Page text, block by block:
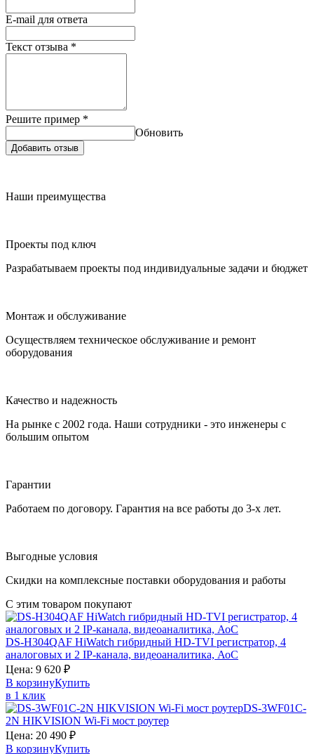
E-mail для ответа
Текст отзыва *
Решите пример *
Обновить
Добавить отзыв
Наши преимущества
Проекты под ключ
Разрабатываем проекты под индивидуальные задачи и бюджет
Монтаж и обслуживание
Осуществляем техническое обслуживание и ремонт
оборудования
Качество и надежность
На рынке с 2002 года. Наши сотрудники - это инженеры с
большим опытом
Гарантии
Работаем по договору. Гарантия на все работы до 3-х лет.
Выгодные условия
Скидки на комплексные поставки оборудования и работы
С этим товаром покупают
DS-H304QAF HiWatch гибридный HD-TVI регистратор, 4
аналоговых и 2 IP-канала, видеоаналитика, АоС
Цена: 9 620 ₽
В корзинуКупить
в 1 клик
DS-3WF01C-
2N HIKVISION Wi-Fi мост роутер
Цена: 20 490 ₽
В корзинуКупить